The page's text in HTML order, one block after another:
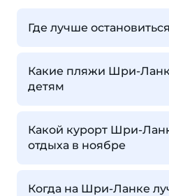
Где лучше
Какие пляжи Шри-
детям
Какой курорт Шри-
отдыха в ноябре
Когда на Шри-Ланке